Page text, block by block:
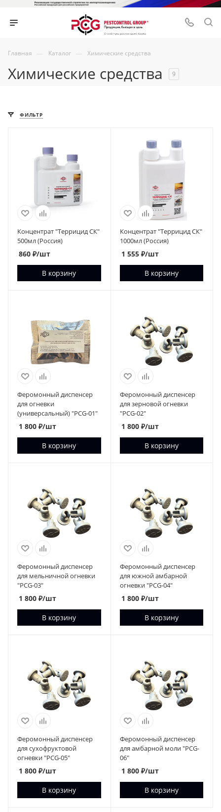
Главная — Каталог — Химические средства
Химические средства 9
ФИЛЬТР
Концентрат "Террицид СК"
500мл (Россия)
860 ₽/шт
В корзину
Концентрат "Террицид СК"
1000мл (Россия)
1 555₽/шт
В корзину
Феромонный диспенсер
для огневки
(универсальный) "PCG-01"
1 800 ₽/шт
В корзину
Феромонный диспенсер
для зерновой огневки
"PCG-02"
1 800₽/шт
В корзину
Феромонный диспенсер
для мельничной огневки
"PCG-03"
1 800 ₽/шт
В корзину
Феромонный диспенсер
для южной амбарной
огневки "PCG-04"
1 800₽/шт
В корзину
Феромонный диспенсер
для сухофруктовой
огневки "PCG-05"
1 800 ₽/шт
В корзину
Феромонный диспенсер
для амбарной моли "PCG-
06"
1 800₽/шт
В корзину